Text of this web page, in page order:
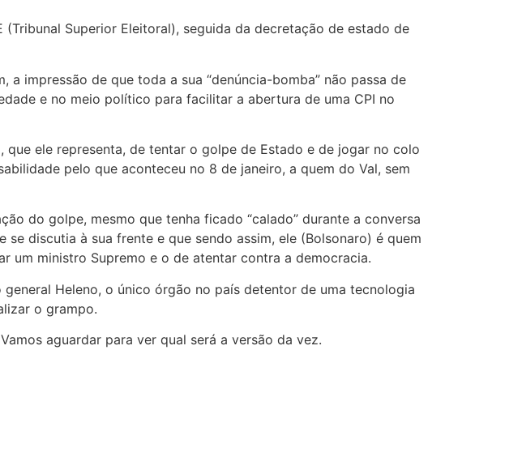
Superior Eleitoral), seguida da decretação de estado de
impressão de que toda a sua “denúncia-bomba” não passa de
e no meio político para facilitar a abertura de uma CPI no
ele representa, de tentar o golpe de Estado e de jogar no colo
pelo que aconteceu no 8 de janeiro, a quem do Val, sem
do golpe, mesmo que tenha ficado “calado” durante a conversa
discutia à sua frente e que sendo assim, ele (Bolsonaro) é quem
um ministro Supremo e o de atentar contra a democracia.
Heleno, o único órgão no país detentor de uma tecnologia
o grampo.
aguardar para ver qual será a versão da vez.